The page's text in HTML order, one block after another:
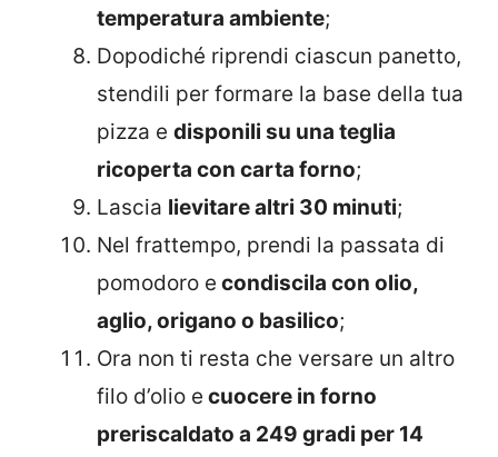
temperatura ambiente;
Dopodiché riprendi ciascun panetto,
stendili per formare la base della tua
pizza e disponili su una teglia
ricoperta con carta forno;
Lascia lievitare altri 30 minuti;
Nel frattempo, prendi la passata di
pomodoro e condiscila con olio,
aglio, origano o basilico;
Ora non ti resta che versare un altro
filo d’olio e cuocere in forno
preriscaldato a 249 gradi per 14